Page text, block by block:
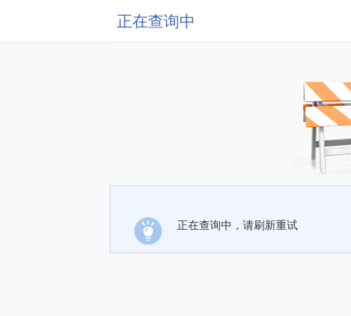
正在查询中
正在查询中，请刷新重试